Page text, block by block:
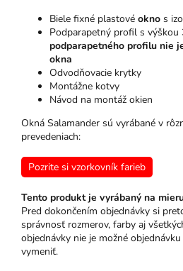
Biele fixné plastové okno s
Podparapetný profil s výškou
podparapetného profilu nie
okna
Odvodňovacie krytky
Montážne kotvy
Návod na montáž okien
Okná Salamander sú vyrábané v
prevedeniach:
Pozrite si vzorkovník farieb
Tento produkt je vyrábaný na
Pred dokončením objednávky si
správnosť rozmerov, farby aj
objednávky nie je možné
vymeniť.